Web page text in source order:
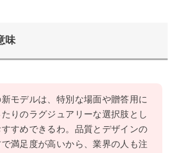
味
新モデルは、特別な場面や贈答用に
たりのラグジュアリーな選択肢とし
すめできるわ。品質とデザインの
で満足度が高いから、業界の人も注